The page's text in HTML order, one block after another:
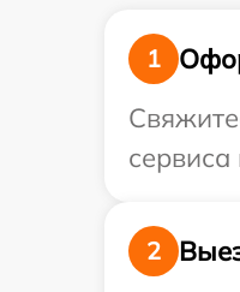
1
2